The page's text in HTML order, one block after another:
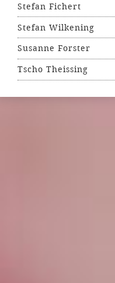
Stefan Fichert
Stefan Wilkening
Susanne Forster
Tscho Theissing